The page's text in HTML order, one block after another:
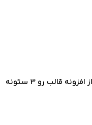
امکانش هست که دستی یا با استفاده از افزونه قالب رو 3 ستونه